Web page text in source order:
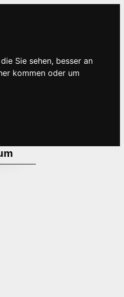
Sie sehen, besser an
kommen oder um